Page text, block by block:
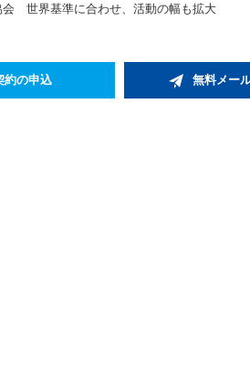
世界基準に合わせ、活動の幅も拡大
約の申込 無料メー